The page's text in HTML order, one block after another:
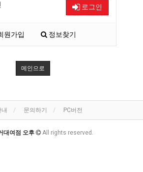
로그인
원가입 정보찾기
메인으로
문의하기 PC버전
대여점 오후 All rights reserved.